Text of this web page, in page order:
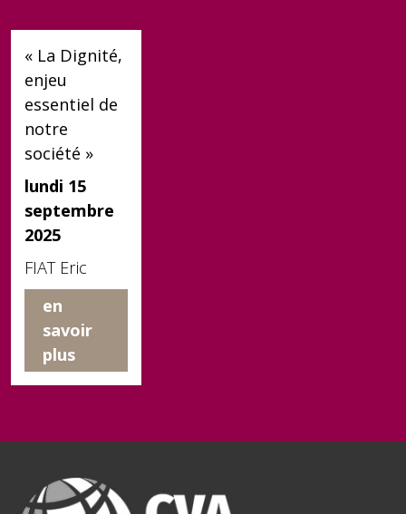
« La Dignité,
enjeu
essentiel de
notre
société »
lundi 15
septembre
2025
FIAT Eric
en
savoir
plus